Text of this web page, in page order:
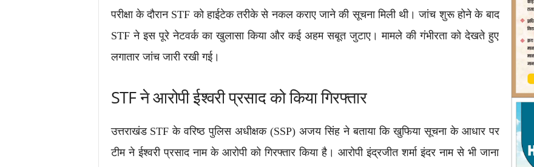
परीक्षा के दौरान STF को हाईटेक तरीके से नकल कराए जाने की सूचना मिली थी। जांच शुरू होने के बाद
STF ने इस पूरे नेटवर्क का खुलासा किया और कई अहम सबूत जुटाए। मामले की गंभीरता को देखते हुए
लगातार जांच जारी रखी गई।
STF ने आरोपी ईश्वरी प्रसाद को किया गिरफ्तार
उत्तराखंड STF के वरिष्ठ पुलिस अधीक्षक (SSP) अजय सिंह ने बताया कि खुफिया सूचना के आधार पर
टीम ने ईश्वरी प्रसाद नाम के आरोपी को गिरफ्तार किया है। आरोपी इंद्रजीत शर्मा इंदर नाम से भी जाना